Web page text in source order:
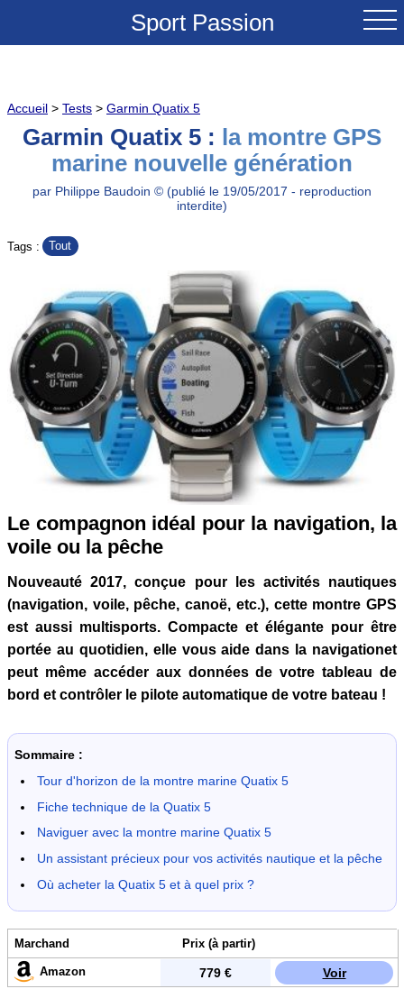
Sport Passion
NOUVEAUTES
TESTS & REVUES
CONSEILS
GRANDS COLS A VELO
SOLDES
Accueil > Tests > Garmin Quatix 5
Garmin Quatix 5 : la montre GPS
marine nouvelle génération
par Philippe Baudoin © (publié le 19/05/2017 - reproduction
interdite)
Tags : Tout
Le compagnon idéal pour la navigation, la
voile ou la pêche
Nouveauté 2017, conçue pour les activités nautiques
(navigation, voile, pêche, canoë, etc.), cette montre GPS
est aussi multisports. Compacte et élégante pour être
portée au quotidien, elle vous aide dans la navigationet
peut même accéder aux données de votre tableau de
bord et contrôler le pilote automatique de votre bateau !
Sommaire :
Tour d'horizon de la montre marine Quatix 5
Fiche technique de la Quatix 5
Naviguer avec la montre marine Quatix 5
Un assistant précieux pour vos activités nautique et la pêche
Où acheter la Quatix 5 et à quel prix ?
Marchand Prix (à partir)
Amazon Voir
779 €